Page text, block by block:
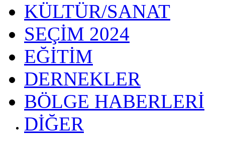
KÜLTÜR/SANAT
SEÇİM 2024
EĞİTİM
DERNEKLER
BÖLGE HABERLERİ
DİĞER